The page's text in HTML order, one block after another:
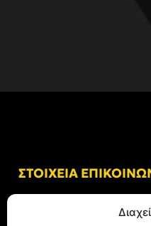
ΣΤΟΙΧΕΙΑ
Αλκμήνης 69, Χαριλάου